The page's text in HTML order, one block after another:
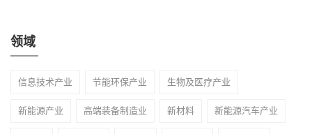
领域
信息技术产业 节能环保产业 生物及医疗产业
新能源产业 高端装备制造业 新材料 新能源汽车产业